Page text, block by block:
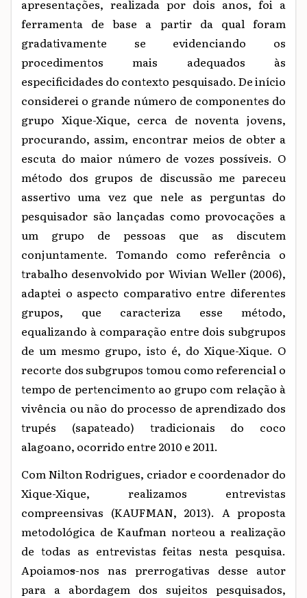
apresentações, realizada por dois anos, foi a
ferramenta de base a partir da qual foram
gradativamente se evidenciando os
procedimentos mais adequados às
especificidades do contexto pesquisado. De início
considerei o grande número de componentes do
grupo Xique-Xique, cerca de noventa jovens,
procurando, assim, encontrar meios de obter a
escuta do maior número de vozes possíveis. O
método dos grupos de discussão me pareceu
assertivo uma vez que nele as perguntas do
pesquisador são lançadas como provocações a
um grupo de pessoas que as discutem
conjuntamente. Tomando como referência o
trabalho desenvolvido por Wivian Weller (2006),
adaptei o aspecto comparativo entre diferentes
grupos, que caracteriza esse método,
equalizando à comparação entre dois subgrupos
de um mesmo grupo, isto é, do Xique-Xique. O
recorte dos subgrupos tomou como referencial o
tempo de pertencimento ao grupo com relação à
vivência ou não do processo de aprendizado dos
trupés (sapateado) tradicionais do coco
alagoano, ocorrido entre 2010 e 2011.
Com Nilton Rodrigues, criador e coordenador do
Xique-Xique, realizamos entrevistas
compreensivas (KAUFMAN, 2013). A proposta
metodológica de Kaufman norteou a realização
de todas as entrevistas feitas nesta pesquisa.
Apoiamos-nos nas prerrogativas desse autor
para a abordagem dos sujeitos pesquisados,